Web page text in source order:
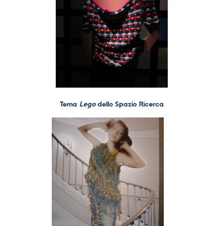
Tema Legodello Spazio Ricerca